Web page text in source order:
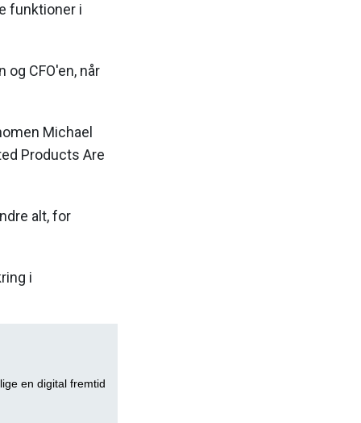
funktioner i
CFO'en, når
Michael
Products Are
alt, for
i
en digital fremtid